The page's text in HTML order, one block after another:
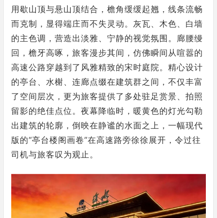
用歇山顶与悬山顶结合，檐角缓缓起翘，线条流畅
而克制，显得端庄而不失灵动。灰瓦、木色、白墙
的主色调，营造出淡雅、宁静的视觉氛围。廊腰缦
回，檐牙高啄，旅客漫步其间，仿佛瞬间从喧嚣的
高速公路穿越到了风雅精致的宋时庭院。精心设计
的亭台、水榭、连廊点缀在建筑群之间，不仅丰富
了空间层次，更为旅客提供了多处驻足赏景、拍照
留影的绝佳点位。夜幕降临时，暖黄色的灯光勾勒
出建筑的轮廓，倒映在静谧的水面之上，一幅现代
版的“亭台楼阁画卷”在高速路旁徐徐展开，令过往
司机与旅客叹为观止。